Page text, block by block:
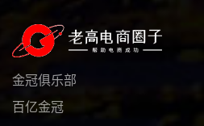
金冠俱乐部
百亿金冠